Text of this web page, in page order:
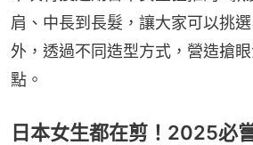
肩、中長到長髮，讓大家可以挑
外，透過不同造型方式，營造搶
點。
日本女生都在剪！2025必